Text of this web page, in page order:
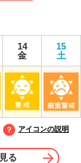
14
金
15
土
アイコンの説明
る